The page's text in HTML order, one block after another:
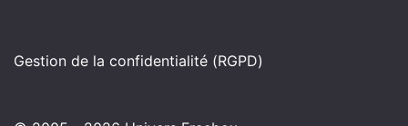
Gestion de la confidentialité (RGPD)